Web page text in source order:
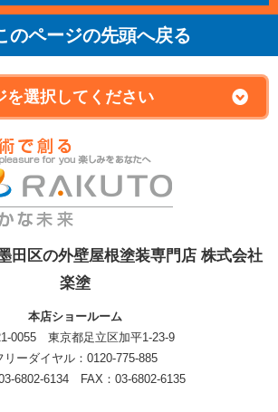
のページの先頭へ戻る
田区の外壁屋根塗装専門店 株式会社
楽塗
本店ショールーム
0055 東京都足立区加平1-23-9
リーダイヤル：0120-775-885
6802-6134 FAX：03-6802-6135